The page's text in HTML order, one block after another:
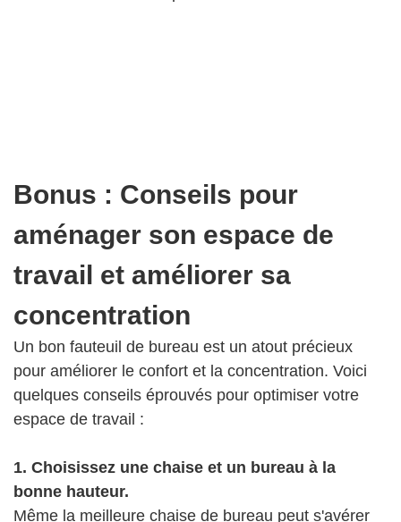
Bonus : Conseils pour
aménager son espace de
travail et améliorer sa
concentration
Un bon fauteuil de bureau est un atout précieux
pour améliorer le confort et la concentration. Voici
quelques conseils éprouvés pour optimiser votre
espace de travail :
1. Choisissez une chaise et un bureau à la
bonne hauteur.
Même la meilleure chaise de bureau peut s'avérer